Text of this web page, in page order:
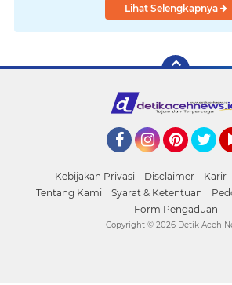
Lihat Selengkapnya
Kebijakan Privasi Disclaimer Karir
Tentang Kami
Syarat & Ketentuan
Form Pengaduan
Copyright © 2026 Detik Aceh